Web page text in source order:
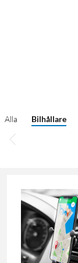
Alla Bilhållare